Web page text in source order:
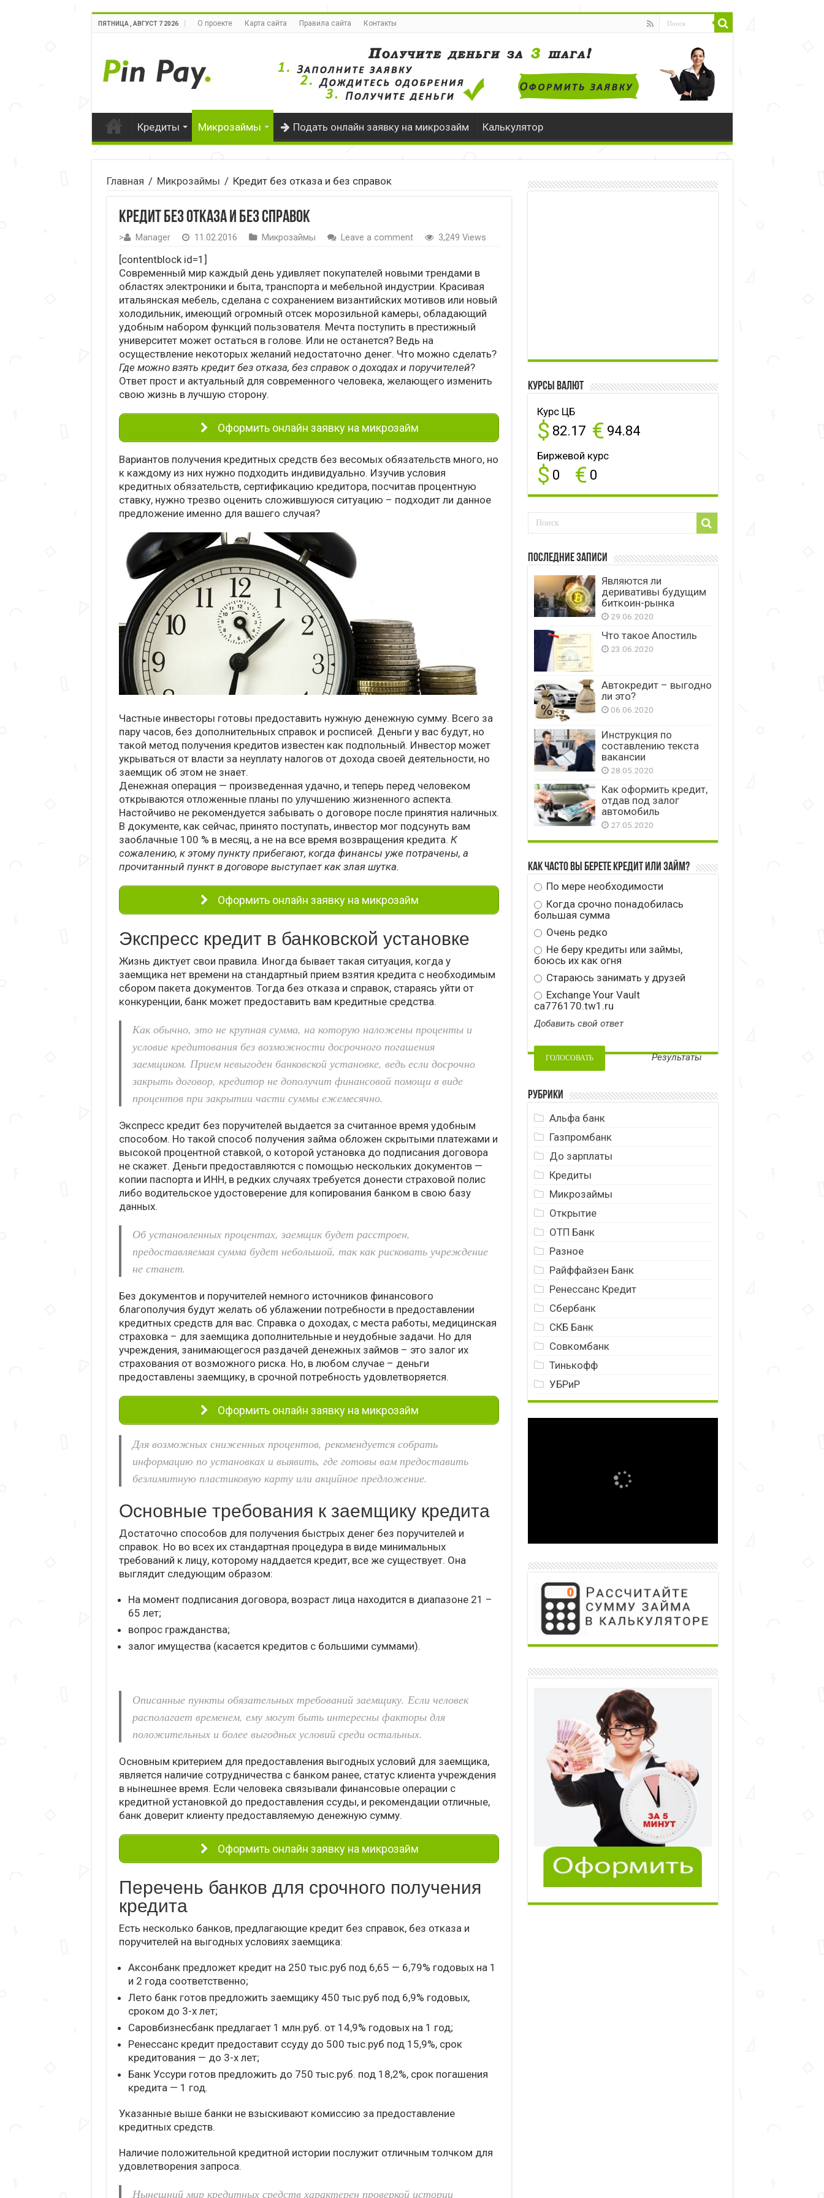
ПЯТНИЦА , АВГУСТ 7 2026 О проекте Карта сайта Правила сайта Контакты
Кредиты Микрозаймы Подать онлайн заявку на микрозайм Калькулятор
Главная / Микрозаймы / Кредит без отказа и без справок
Кредит без отказа и без справок
> Manager 11.02.2016 Микрозаймы Leave a comment 3,249 Views
[contentblock id=1]
Современный мир каждый день удивляет покупателей новыми трендами в
областях электроники и быта, транспорта и мебельной индустрии. Красивая
итальянская мебель, сделана с сохранением византийских мотивов или новый
холодильник, имеющий огромный отсек морозильной камеры, обладающий
удобным набором функций пользователя. Мечта поступить в престижный
университет может остаться в голове. Или не останется? Ведь на
осуществление некоторых желаний недостаточно денег. Что можно сделать?
Где можно взять кредит без отказа, без справок о доходахи поручителей?
Ответ прост и актуальный для современного человека, желающего изменить
свою жизнь в лучшую сторону.
Оформить онлайн заявку на микрозайм
Вариантов получения кредитных средств без весомых обязательств много, но
к каждому из них нужно подходить индивидуально. Изучив условия
кредитных обязательств, сертификацию кредитора, посчитав процентную
ставку, нужно трезво оценить сложившуюся ситуацию – подходит ли данное
предложение именно для вашего случая?
Частные инвесторы готовы предоставить нужную денежную сумму. Всего за
пару часов, без дополнительных справок и росписей. Деньги у вас будут, но
такой метод получения кредитов известен как подпольный. Инвестор может
укрываться от власти за неуплату налогов от дохода своей деятельности, но
заемщик об этом не знает.
Денежная операция — произведенная удачно, и теперь перед человеком
открываются отложенные планы по улучшению жизненного аспекта.
Настойчиво не рекомендуется забывать о договоре после принятия наличных.
В документе, как сейчас, принято поступать, инвестор мог подсунуть вам
заоблачные 100 % в месяц, а не на все время возвращения кредита. К
сожалению, к этому пункту прибегают, когда финансы уже потрачены, а
прочитанный пункт в договоре выступает как злая шутка.
Оформить онлайн заявку на микрозайм
Экспресс кредит в банковской установке
Жизнь диктует свои правила. Иногда бывает такая ситуация, когда у
заемщика нет времени на стандартный прием взятия кредита с необходимым
сбором пакета документов. Тогда без отказа и справок, стараясь уйти от
конкуренции, банк может предоставить вам кредитные средства.
Как обычно, это не крупная сумма, на которую наложены проценты и
условие кредитования без возможности досрочного погашения
заемщиком. Прием невыгоден банковской установке, ведь если досрочно
закрыть договор, кредитор не дополучит финансовой помощи в виде
процентов при закрытии части суммы ежемесячно.
Экспресс кредит без поручителей выдается за считанное время удобным
способом. Но такой способ получения займа обложен скрытыми платежами и
высокой процентной ставкой, о которой установка до подписания договора
не скажет. Деньги предоставляются с помощью нескольких документов —
копии паспорта и ИНН, в редких случаях требуется донести страховой полис
либо водительское удостоверение для копирования банком в свою базу
данных.
Об установленных процентах, заемщик будет расстроен,
предоставляемая сумма будет небольшой, так как рисковать учреждение
не станет.
Без документов и поручителей немного источников финансового
благополучия будут желать об ублажении потребности в предоставлении
кредитных средств для вас. Справка о доходах, с места работы, медицинская
страховка – для заемщика дополнительные и неудобные задачи. Но для
учреждения, занимающегося раздачей денежных займов – это залог их
страхования от возможного риска. Но, в любом случае – деньги
предоставлены заемщику, в срочной потребность удовлетворяется.
Оформить онлайн заявку на микрозайм
Для возможных сниженных процентов, рекомендуется собрать
информацию по установках и выявить, где готовы вам предоставить
безлимитную пластиковую карту или акцийное предложение.
Основные требования к заемщику кредита
Достаточно способов для получения быстрых денег без поручителей и
справок. Но во всех их стандартная процедура в виде минимальных
требований к лицу, которому наддается кредит, все же существует. Она
выглядит следующим образом:
На момент подписания договора, возраст лица находится в диапазоне 21 –
65 лет;
вопрос гражданства;
залог имущества (касается кредитов с большими суммами).
Описанные пункты обязательных требований заемщику. Если человек
располагает временем, ему могут быть интересны факторы для
положительных и более выгодных условий среди остальных.
Основным критерием для предоставления выгодных условий для заемщика,
является наличие сотрудничества с банком ранее, статус клиента учреждения
в нынешнее время. Если человека связывали финансовые операции с
кредитной установкой до предоставления ссуды, и рекомендации отличные,
банк доверит клиенту предоставляемую денежную сумму.
Оформить онлайн заявку на микрозайм
Перечень банков для срочного получения
кредита
Есть несколько банков, предлагающие кредит без справок, без отказа и
поручителей на выгодных условиях заемщика:
Аксонбанк предложет кредит на 250 тыс.руб под 6,65 — 6,79% годовых на 1
и 2 года соответственно;
Лето банк готов предложить заемщику 450 тыс.руб под 6,9% годовых,
сроком до 3-х лет;
Саровбизнесбанк предлагает 1 млн.руб. от 14,9% годовых на 1 год;
Ренессанс кредит предоставит ссуду до 500 тыс.руб под 15,9%, срок
кредитования — до 3-х лет;
Банк Уссури готов предложить до 750 тыс.руб. под 18,2%, срок погашения
кредита — 1 год.
Указанные выше банки не взыскивают комиссию за предоставление
кредитных средств.
Наличие положительной кредитной истории послужит отличным толчком для
удовлетворения запроса.
Нынешний мир кредитных средств характерен проверкой истории
Курсы валют
Курс ЦБ
$ 82.17 € 94.84
Биржевой курс
$ 0 € 0
Последние записи
Являются ли
деривативы будущим
биткоин-рынка
29.06.2020
Что такое Апостиль
23.06.2020
Автокредит – выгодно
ли это?
06.06.2020
Инструкция по
составлению текста
вакансии
28.05.2020
Как оформить кредит,
отдав под залог
автомобиль
27.05.2020
Как часто вы берете кредит или займ?
По мере необходимости
Когда срочно понадобилась
большая сумма
Очень редко
Не беру кредиты или займы,
боюсь их как огня
Стараюсь занимать у друзей
Exchange Your Vault
ca776170.tw1.ru
Добавить свой ответ
Результаты
Рубрики
Альфа банк
Газпромбанк
До зарплаты
Кредиты
Микрозаймы
Открытие
ОТП Банк
Разное
Райффайзен Банк
Ренессанс Кредит
Сбербанк
СКБ Банк
Совкомбанк
Тинькофф
УБРиР